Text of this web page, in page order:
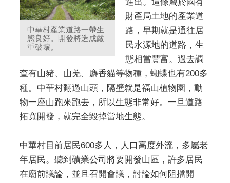
中華村產業道路一帶生
態良好。開發將造成嚴
重破壞。
財產局土地的產業道
路，早期就是通往居
民水源地的道路，生
態相當豐富。過去調
查有山豬、山羌、麝香貓等物種，蝴蝶也有200多
種。中華村翻過山頭，隔壁就是福山植物園，動
物一座山跑來跑去，所以生態非常好。一旦道路
拓寬開發，就完全毀掉當地生態。
中華村目前居民600多人，人口高度外流，多屬老
年居民。聽到礦業公司將要開發山區，許多居民
在廟前議論，並且召開會議，討論如何阻擋開